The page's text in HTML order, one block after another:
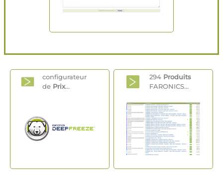
configurateur
de Prix...
294 Produits
FARONICS...